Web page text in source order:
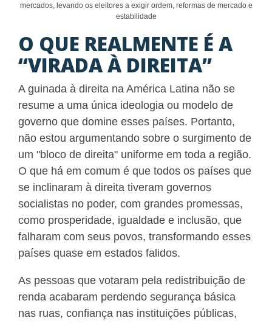
mercados, levando os eleitores a exigir ordem, reformas de mercado e
estabilidade
O QUE REALMENTE É A
“VIRADA À DIREITA”
A guinada à direita na América Latina não se
resume a uma única ideologia ou modelo de
governo que domine esses países. Portanto,
não estou argumentando sobre o surgimento de
um "bloco de direita" uniforme em toda a região.
O que há em comum é que todos os países que
se inclinaram à direita tiveram governos
socialistas no poder, com grandes promessas,
como prosperidade, igualdade e inclusão, que
falharam com seus povos, transformando esses
países quase em estados falidos.
As pessoas que votaram pela redistribuição de
renda acabaram perdendo segurança básica
nas ruas, confiança nas instituições públicas,